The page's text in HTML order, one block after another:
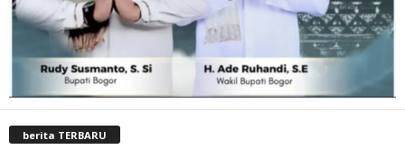
berita TERBARU